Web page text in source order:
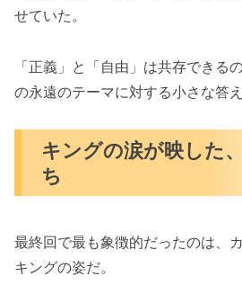
せていた。
「正義」と「自由」は共存できる
の永遠のテーマに対する小さな答え
キングの涙が映した
ち
最終回で最も象徴的だったのは、
キングの姿だ。